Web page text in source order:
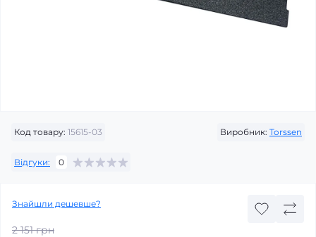
Код товару: 15615-03 Виробник: Torssen
Відгуки: 0
Знайшли дешевше?
2 151 грн